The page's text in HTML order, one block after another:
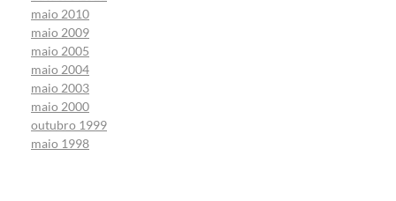
maio 2010
maio 2009
maio 2005
maio 2004
maio 2003
maio 2000
outubro 1999
maio 1998